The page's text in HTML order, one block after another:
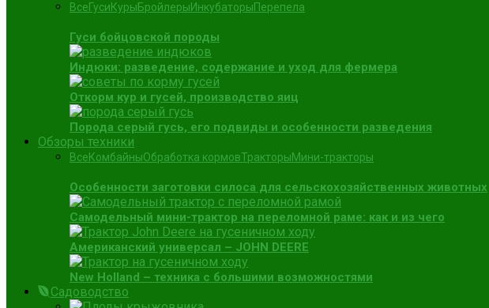
ВсеГусиКурыБройлерыИнкубаторыПерепела
Гуси бойцовской породы
Индюки: разведение, содержание и уход для фермера
Откорм кур и гусей, производство яиц
Порода серый гусь, его подвиды и особенности разведения
Обзоры техники
ВсеКомбайныОбработка кормовТракторыМини-тракторы
Особенности заготовки силоса для сельскохозяйственных животных
Самодельный мини-трактор на переломной раме: как и из чего
Американский универсал – JOHN DEERE
New Holland – техника с большими возможностями
Садоводство